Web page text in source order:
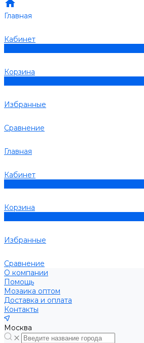
Главная
Кабинет
Корзина
Избранные
Сравнение
Главная
Кабинет
Корзина
Избранные
Сравнение
О компании
Помощь
Мозаика оптом
Доставка и оплата
Контакты
Москва